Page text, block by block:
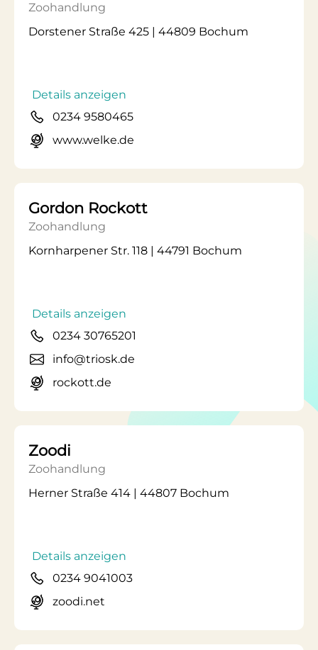
Zoohandlung
Dorstener Straße 425 | 44809 Bochum
Details anzeigen
0234 9580465
www.welke.de
Gordon Rockott
Zoohandlung
Kornharpener Str. 118 | 44791 Bochum
Details anzeigen
0234 30765201
info@triosk.de
rockott.de
Zoodi
Zoohandlung
Herner Straße 414 | 44807 Bochum
Details anzeigen
0234 9041003
zoodi.net